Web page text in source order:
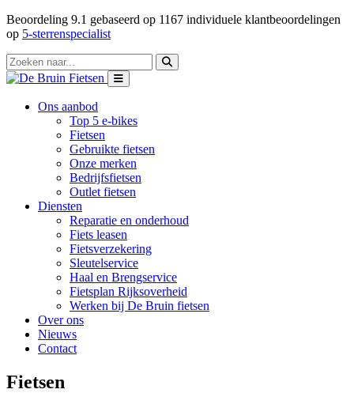
Beoordeling 9.1 gebaseerd op 1167 individuele klantbeoordelingen
op 5-sterrenspecialist
Ons aanbod
Top 5 e-bikes
Fietsen
Gebruikte fietsen
Onze merken
Bedrijfsfietsen
Outlet fietsen
Diensten
Reparatie en onderhoud
Fiets leasen
Fietsverzekering
Sleutelservice
Haal en Brengservice
Fietsplan Rijksoverheid
Werken bij De Bruin fietsen
Over ons
Nieuws
Contact
Fietsen